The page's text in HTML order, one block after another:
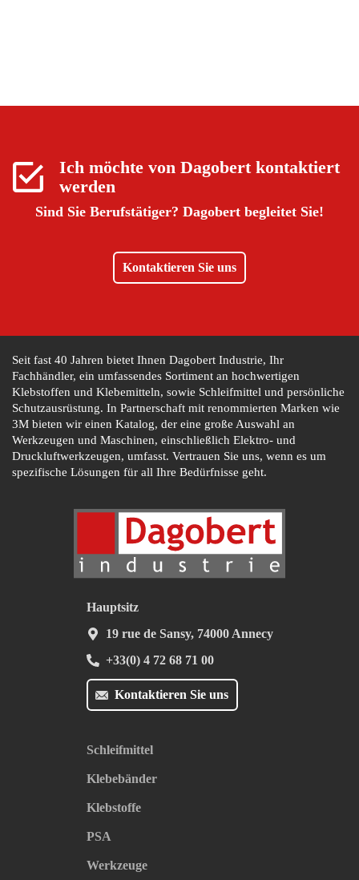
Ich möchte von Dagobertkontaktiert
werden
Sind Sie Berufstätiger? Dagobert begleitet Sie!
Kontaktieren Sie uns
Seit fast 40 Jahren bietet Ihnen Dagobert Industrie, Ihr
Fachhändler, ein umfassendes Sortiment an hochwertigen
Klebstoffen und Klebemitteln, sowie Schleifmittel und persönliche
Schutzausrüstung. In Partnerschaft mit renommierten Marken wie
3M bieten wir einen Katalog, der eine große Auswahl an
Werkzeugen und Maschinen, einschließlich Elektro- und
Druckluftwerkzeugen, umfasst. Vertrauen Sie uns, wenn es um
spezifische Lösungen für all Ihre Bedürfnisse geht.
Kontaktieren Sie uns
Hauptsitz
19 rue de Sansy, 74000 Annecy
+33(0) 4 72 68 71 00
Schleifmittel
Klebebänder
Klebstoffe
PSA
Werkzeuge